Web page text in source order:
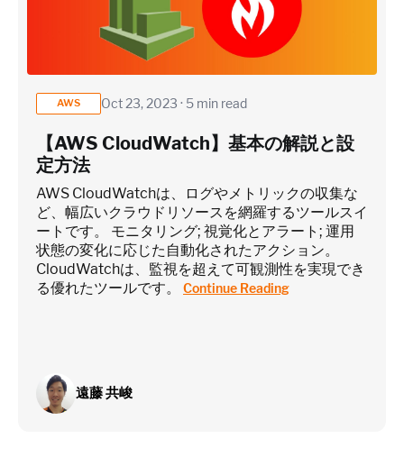
~25 metrics per service / instance (typical baseline
monitoring)
Application / Custom metric event footprint
Custom metrics are defined and emitted from your app code
Heroku Applications
~75 metrics (typical baseline monitoring)
Estimate
AWS Oct 23, 2023 · 5 min read
【AWS CloudWatch】基本の解説と設
定方法
AWS CloudWatchは、ログやメトリックの収集な
ど、幅広いクラウドリソースを網羅するツールスイ
ートです。 モニタリング; 視覚化とアラート; 運用
状態の変化に応じた自動化されたアクション。
CloudWatchは、監視を超えて可観測性を実現でき
る優れたツールです。 Continue Reading
遠藤 共峻